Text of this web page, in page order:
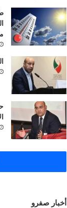
أخبار صفرو